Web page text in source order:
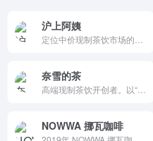
沪上阿姨
奈雪的茶
NOWWA 挪瓦咖啡